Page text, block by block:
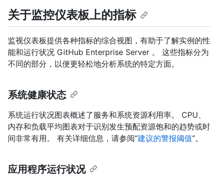
关于监控仪表板上的指标
监视仪表板提供各种指标的综合视图，有助于了解实例的性
能和运行状况 GitHub Enterprise Server 。 这些指标分为
不同的部分，以便更轻松地分析系统的特定方面。
系统健康状态
系统运行状况图表概述了服务和系统资源利用率。 CPU、
内存和负载平均图表对于识别发生预配资源饱和的趋势或时
间非常有用。 有关详细信息，请参阅“建议的警报阈值”。
应用程序运行状况